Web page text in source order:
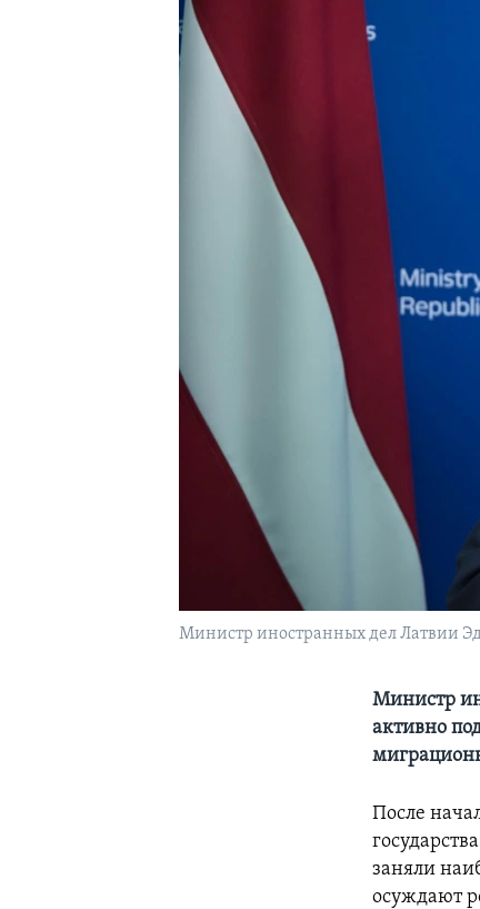
Министр иностранных дел Латвии
Министр
активно
После
заняли
осуждают